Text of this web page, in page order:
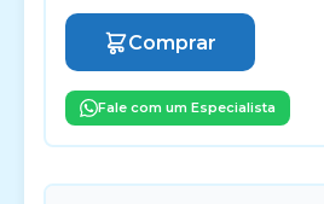
Comprar
Fale com um Especialista